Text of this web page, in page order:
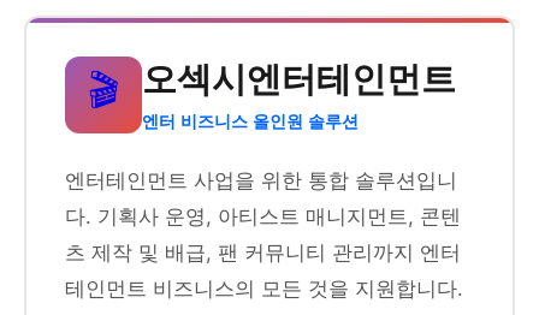
🎬 오섹시엔터테인먼트
엔터 비즈니스 올인원 솔루션
엔터테인먼트 사업을 위한 통합 솔루션입니
다. 기획사 운영, 아티스트 매니지먼트, 콘텐
츠 제작 및 배급, 팬 커뮤니티 관리까지 엔터
테인먼트 비즈니스의 모든 것을 지원합니다.